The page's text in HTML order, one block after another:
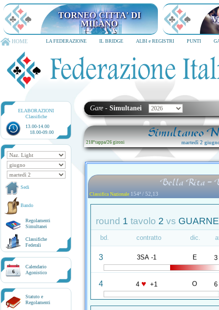
TORNEO CITTA' DI MILANO
6-8 dicembre 2026
HOME LA FEDERAZIONE IL BRIDGE ALBI e REGISTRI PUNTI
ELABORAZIONI
Classifiche
13.00-14.00
18.00-09.00
Sedi
Bando
Regolamenti
Simultanei
Classifiche
Federali
6
Calendario
Agonistico
Statuto e
Regolamenti
Gare - Simultanei
Simultaneo
218ª tappa/26 gironi martedì 2
Bella Rita -
Classifica Nazionale 154ª / 52,13
round 1 tavolo 2 vs
bd. contratto dic.
3 3SA -1 E 3
4 4 ♥ +1 O 6